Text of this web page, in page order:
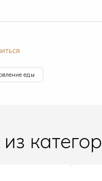
еды